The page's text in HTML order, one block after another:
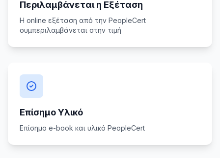
Περιλαμβάνεται η Εξέταση
H online εξέταση από την PeopleCert
συμπεριλαμβάνεται στην τιμή
Επίσημο Υλικό
Επίσημο e-book και υλικό PeopleCert